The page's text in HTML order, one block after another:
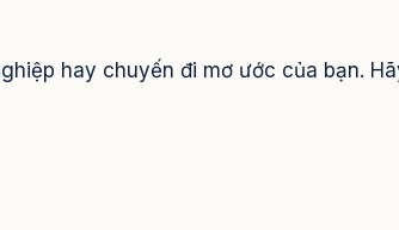
hay chuyến đi mơ ước của bạn.